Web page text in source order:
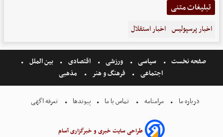
تبلیغات متنی
اخبار پرسپولیس اخبار استقلال
صفحه نخست سیاسی ورزشی اقتصادی
بین الملل
اجتماعی
فرهنگ و هنر مذهبی
درباره ما مرامنامه تماس با ما پیوندها تعرفه اگهی
طراحی سایت خبری و خبرگزاری آسام